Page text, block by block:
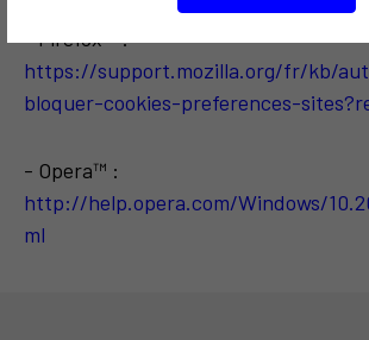
- Firefox™ :
https://support.mozilla.org/fr/kb/
bloquer-cookies-preferences-
- Opera™ :
http://help.opera.com/Windows/
ml